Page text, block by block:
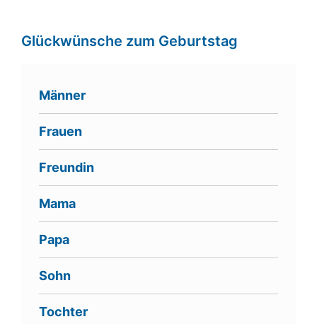
Glückwünsche zum Geburtstag
Männer
Frauen
Freundin
Mama
Papa
Sohn
Tochter